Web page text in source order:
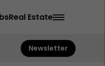
Real Estate
Newsletter